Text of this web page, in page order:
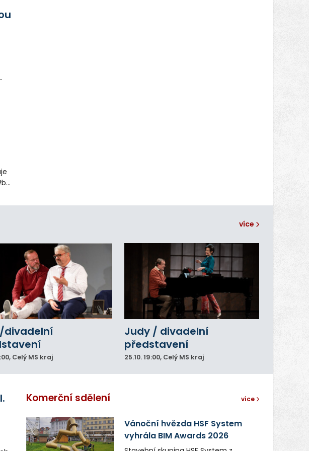
více
divadelní
, Celý MS kraj
Judy / divadelní
představení
25.10. 19:00, Celý MS kraj
Komerční sdělení více
Vánoční hvězda HSF System
vyhrála BIM Awards 2026